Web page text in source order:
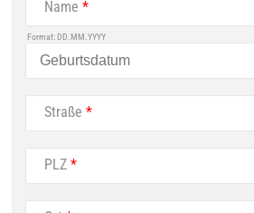
Name *
Format: DD.MM.YYYY
Straße *
PLZ *